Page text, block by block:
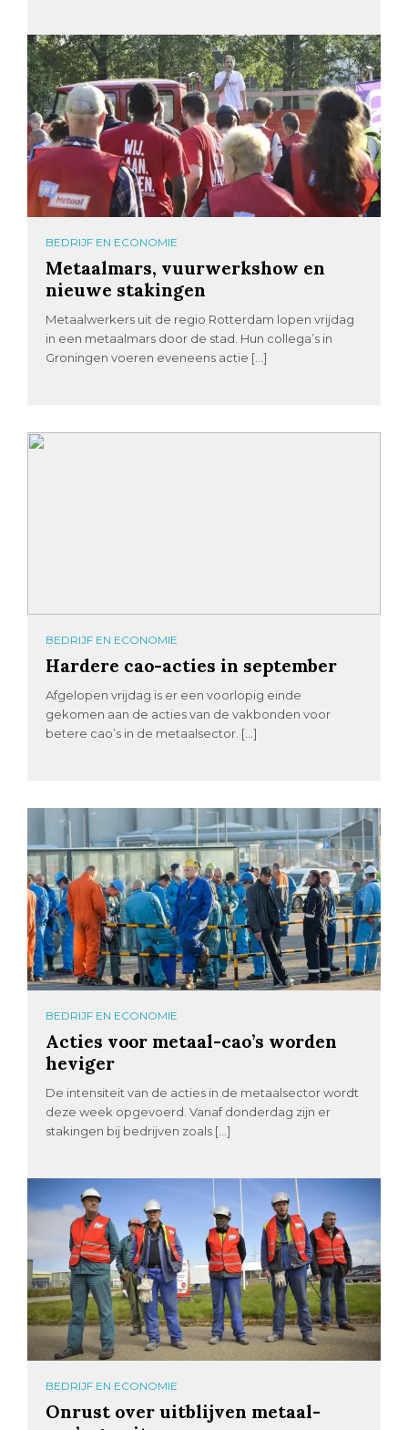
BEDRIJF EN ECONOMIE
Metaalmars, vuurwerkshow en
nieuwe stakingen
Metaalwerkers uit de regio Rotterdam lopen vrijdag
in een metaalmars door de stad. Hun collega’s in
Groningen voeren eveneens actie […]
BEDRIJF EN ECONOMIE
Hardere cao-acties in september
Afgelopen vrijdag is er een voorlopig einde
gekomen aan de acties van de vakbonden voor
betere cao’s in de metaalsector. […]
BEDRIJF EN ECONOMIE
Acties voor metaal-cao’s worden
heviger
De intensiteit van de acties in de metaalsector wordt
deze week opgevoerd. Vanaf donderdag zijn er
stakingen bij bedrijven zoals […]
BEDRIJF EN ECONOMIE
Onrust over uitblijven metaal-